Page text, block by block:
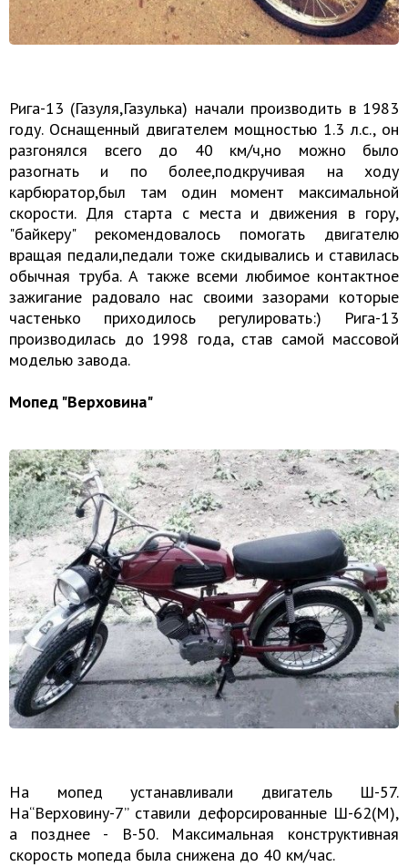
Рига-13 (Газуля,Газулька) начали производить в 1983
году. Оснащенный двигателем мощностью 1.3 л.с., он
разгонялся всего до 40 км/ч,но можно было
разогнать и по более,подкручивая на ходу
карбюратор,был там один момент максимальной
скорости. Для старта с места и движения в гору,
"байкеру" рекомендовалось помогать двигателю
вращая педали,педали тоже скидывались и ставилась
обычная труба. А также всеми любимое контактное
зажигание радовало нас своими зазорами которые
частенько приходилось регулировать:) Рига-13
производилась до 1998 года, став самой массовой
моделью завода.
Мопед "Верховина"
На мопед устанавливали двигатель Ш-57.
На“Верховину-7” ставили дефорсированные Ш-62(М),
а позднее - В-50. Максимальная конструктивная
скорость мопеда была снижена до 40 км/час.